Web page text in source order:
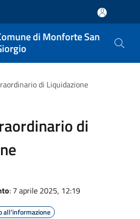
di Monforte San
di Liquidazione
di
: 7 aprile 2025, 12:19
all'informazione